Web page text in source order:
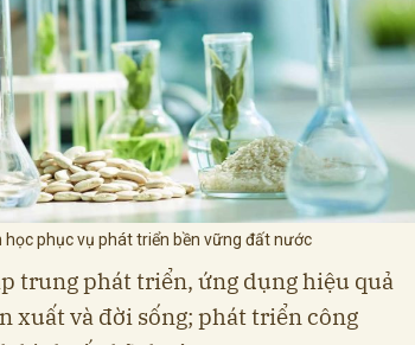
học phục vụ phát triển bền vững đất nước
trung phát triển, ứng dụng hiệu quả
xuất và đời sống; phát triển công